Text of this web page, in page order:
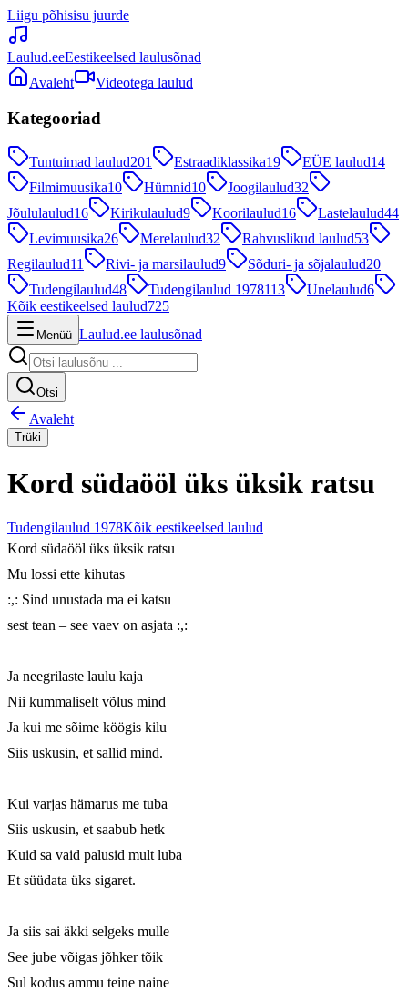
Liigu põhisisu juurde
Laulud.eeEestikeelsed laulusõnad
Avaleht
Videotega laulud
Kategooriad
Tuntuimad laulud201 Estraadiklassika19 EÜE laulud14
Filmimuusika10 Hümnid10 Joogilaulud32
Jõululaulud16 Kirikulaulud9 Koorilaulud16 Lastelaulud44
Levimuusika26 Merelaulud32 Rahvuslikud laulud53
Regilaulud11 Rivi- ja marsilaulud9 Sõduri- ja sõjalaulud20
Tudengilaulud48 Tudengilaulud 1978113 Unelaulud6
Kõik eestikeelsed laulud725
Menüü Laulud.ee laulusõnad
Otsi
Avaleht
Trüki
Kord südaööl üks üksik ratsu
Tudengilaulud 1978Kõik eestikeelsed laulud
Kord südaööl üks üksik ratsu
Mu lossi ette kihutas
:,: Sind unustada ma ei katsu
sest tean – see vaev on asjata :,:
Ja neegrilaste laulu kaja
Nii kummaliselt võlus mind
Ja kui me sõime köögis kilu
Siis uskusin, et sallid mind.
Kui varjas hämarus me tuba
Siis uskusin, et saabub hetk
Kuid sa vaid palusid mult luba
Et süüdata üks sigaret.
Ja siis sai äkki selgeks mulle
See jube võigas jõhker tõik
Sul kodus ammu teine naine